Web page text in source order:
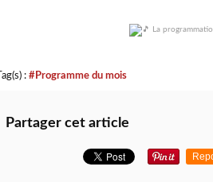
Tag(s) : #Programme du mois
Partager cet article